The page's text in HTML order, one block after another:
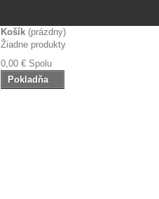
Košík (prázdny)
Žiadne produkty
0,00 € Spolu
Pokladňa